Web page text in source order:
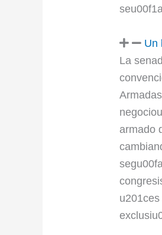
Un
La
armado